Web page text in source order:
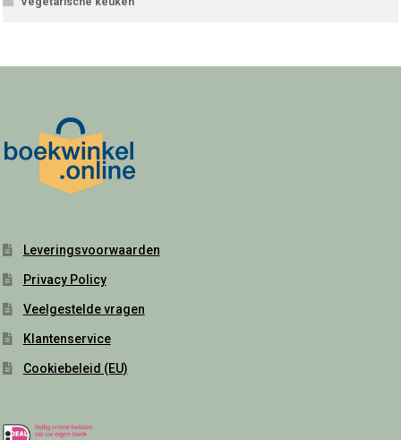
Leveringsvoorwaarden
Privacy Policy
Veelgestelde vragen
Klantenservice
Cookiebeleid (EU)